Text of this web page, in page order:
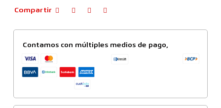
Compartir
Contamos con múltiples medios de pago,